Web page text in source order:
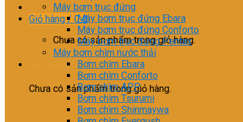
Giỏ hàng / 0₫
Chưa có sản phẩm trong giỏ hàng.
Giỏ hàng
Chưa có sản phẩm trong giỏ hàng.
Máy bơm trục đứng
Máy bơm trục đứng Ebara
Máy bơm trục đứng Conforto
Máy bơm trục đứng Pentax
Máy bơm chìm nước thải
Bơm chìm Ebara
Bơm chìm Conforto
Bơm chìm APP
Bơm chìm Tsurumi
Bơm chìm Shinmaywa